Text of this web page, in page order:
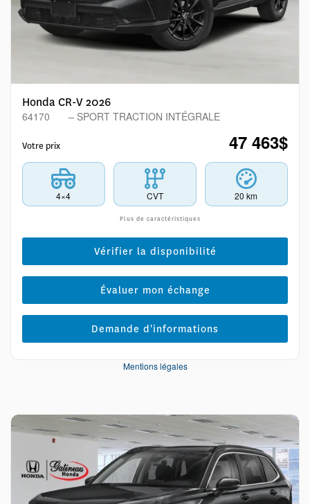
Honda CR-V 2026
64170 – SPORT TRACTION INTÉGRALE
Votre prix 47 463$
4×4 CVT 20 km
Plus de caractéristiques
Vérifier la disponibilité
Évaluer mon échange
Demande d'informations
Mentions légales